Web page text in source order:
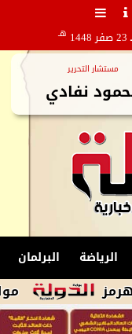
23 صفر 1448 هـ
مستشار التحرير
نفادي
الرياضة البرلمان
مواعيد